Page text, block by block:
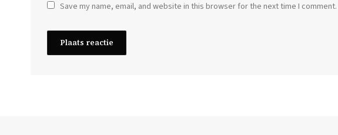
Save my name, email, and website in this browser for the next time I comment.